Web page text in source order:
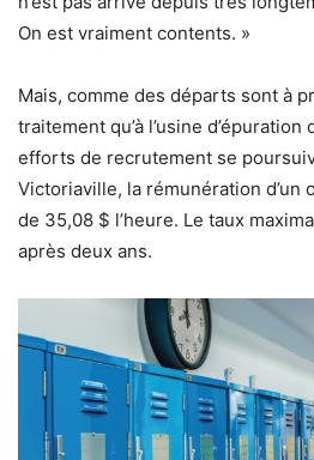
On est vraiment contents. »
Mais, comme des départs sont à
traitement qu’à l’usine
efforts de recrutement se
Victoriaville, la rémunération d’un
de 35,08 $ l’heure. Le taux
après deux ans.